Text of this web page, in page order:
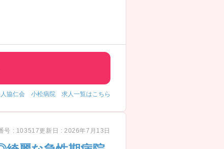
おられますのでワークライフバ
を感じました！
人協仁会 小松病院 求人一覧はこちら
号 : 103517更新日 : 2026年7月13日